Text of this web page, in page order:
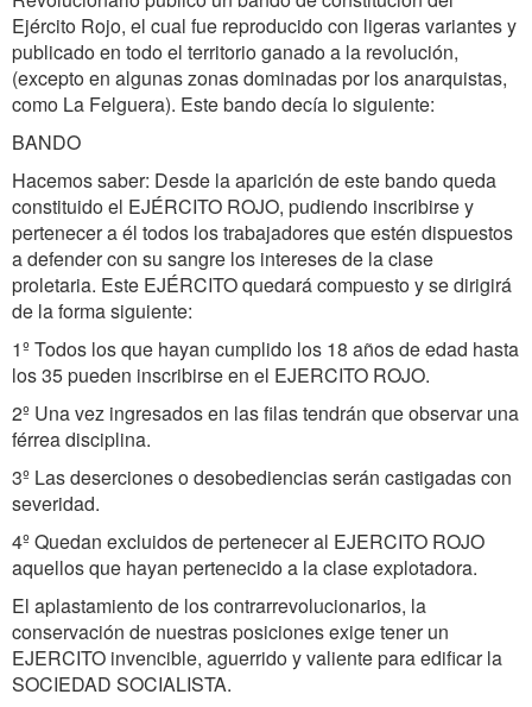
Ejército Rojo, el cual fue reproducido con ligeras variantes y
publicado en todo el territorio ganado a la revolución,
(excepto en algunas zonas dominadas por los anarquistas,
como La Felguera). Este bando decía lo siguiente:
BANDO
Hacemos saber: Desde la aparición de este bando queda
constituido el EJÉRCITO ROJO, pudiendo inscribirse y
pertenecer a él todos los trabajadores que estén dispuestos
a defender con su sangre los intereses de la clase
proletaria. Este EJÉRCITO quedará compuesto y se dirigirá
de la forma siguiente:
1º Todos los que hayan cumplido los 18 años de edad hasta
los 35 pueden inscribirse en el EJERCITO ROJO.
2º Una vez ingresados en las filas tendrán que observar una
férrea disciplina.
3º Las deserciones o desobediencias serán castigadas con
severidad.
4º Quedan excluidos de pertenecer al EJERCITO ROJO
aquellos que hayan pertenecido a la clase explotadora.
El aplastamiento de los contrarrevolucionarios, la
conservación de nuestras posiciones exige tener un
EJERCITO invencible, aguerrido y valiente para edificar la
SOCIEDAD SOCIALISTA.